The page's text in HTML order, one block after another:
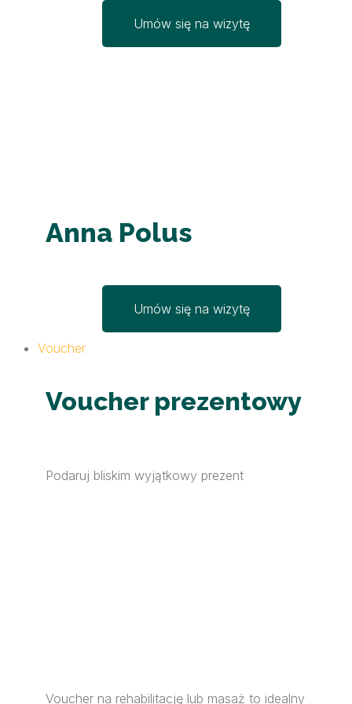
Umów się na wizytę
Anna Polus
Umów się na wizytę
Voucher
Voucher prezentowy
Podaruj bliskim wyjątkowy prezent
Voucher na rehabilitację lub masaż to idealny